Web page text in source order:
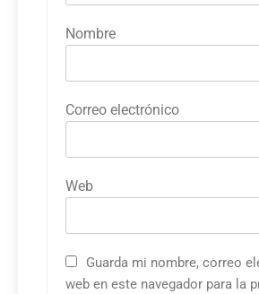
Nombre
Correo electrónico
Web
Guarda mi nombre, correo
web en este navegador para la